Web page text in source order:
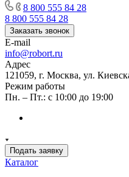
8 800 555 84 28
8 800 555 84 28
Заказать звонок
E-mail
info@robort.ru
Адрес
121059, г. Москва, ул.
Режим работы
Пн. – Пт.: с 10:00 до 19:00
Подать заявку
Каталог